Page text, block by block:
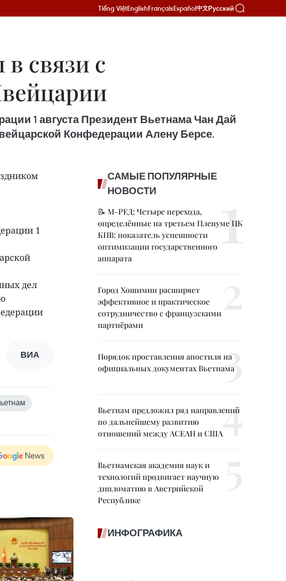
Tiếng ViệtEnglishFrançaisEspañol中文Русский
связи с
1 августа Президент Вьетнама Чан Дай
Конфедерации Алену Берсе.
1
дел
ВИА
САМЫЕ ПОПУЛЯРНЫЕ
НОВОСТИ
📝 М-РЕД: Четыре перехода,
определённые на третьем Пленуме ЦК
КПВ: показатель успешности
оптимизации государственного
аппарата
Город Хошимин расширяет
эффективное и практическое
сотрудничество с французскими
партнёрами
Порядок проставления апостиля на
официальных документах Вьетнама
Вьетнам предложил ряд направлений
по дальнейшему развитию
отношений между АСЕАН и США
Вьетнамская академия наук и
технологий продвигает научную
дипломатию в Австрийской
Республике
ИНФОГРАФИКА